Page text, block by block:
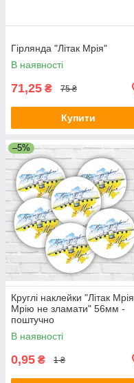
Гірлянда "Літак Мрія"
В наявності
71,25 ₴ 75 ₴
Купити
–5%
Круглі наклейки "Літак Мрія.
Мрію не зламати" 56мм -
поштучно
В наявності
0,95 ₴ 1 ₴